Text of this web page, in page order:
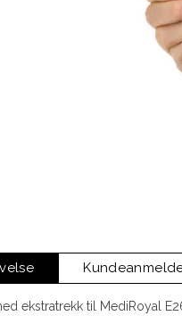
ekstratrekk til MediRoyal